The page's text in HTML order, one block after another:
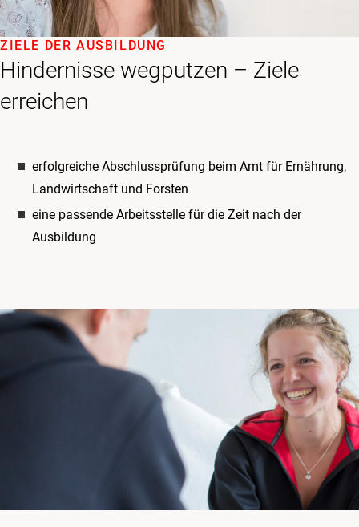
Hindernisse wegputzen – Ziele
erreichen
ZIELE DER AUSBILDUNG
erfolgreiche Abschlussprüfung beim Amt für Ernährung,
Landwirtschaft und Forsten
eine passende Arbeitsstelle für die Zeit nach der
Ausbildung